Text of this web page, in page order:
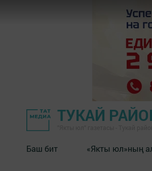
ТУКАЙ
Баш бит «Якты юл»ның